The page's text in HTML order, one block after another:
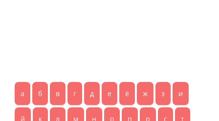
а б в г д е ё ж з и
й к л м н о п р с т